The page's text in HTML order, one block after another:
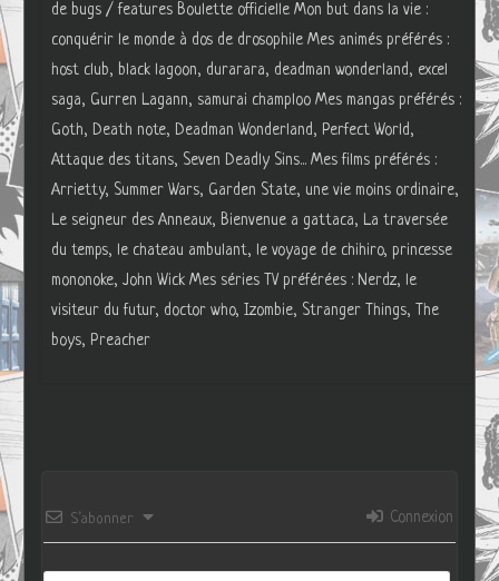
de bugs / features Boulette officielle Mon but dans la vie :
conquérir le monde à dos de drosophile Mes animés préférés :
host club, black lagoon, durarara, deadman wonderland, excel
saga, Gurren Lagann, samurai champloo Mes mangas préférés :
Goth, Death note, Deadman Wonderland, Perfect World,
Attaque des titans, Seven Deadly Sins... Mes films préférés :
Arrietty, Summer Wars, Garden State, une vie moins ordinaire,
Le seigneur des Anneaux, Bienvenue a gattaca, La traversée
du temps, le chateau ambulant, le voyage de chihiro, princesse
mononoke, John Wick Mes séries TV préférées : Nerdz, le
visiteur du futur, doctor who, Izombie, Stranger Things, The
boys, Preacher
S’abonner Connexion